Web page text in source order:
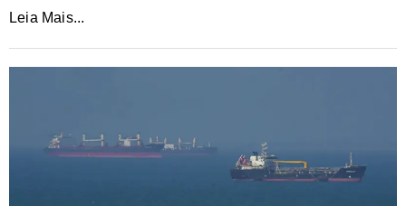
Leia Mais...